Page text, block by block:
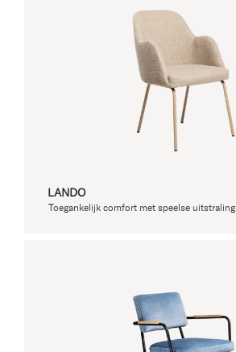
LANDO
Toegankelijk comfort met speelse uitstraling